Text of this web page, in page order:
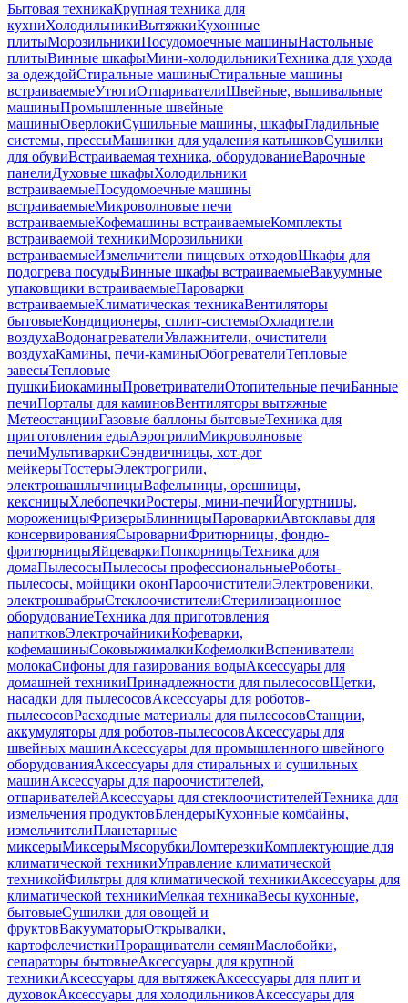
Бытовая техникаКрупная техника для
кухниХолодильникиВытяжкиКухонные
плитыМорозильникиПосудомоечные машиныНастольные
плитыВинные шкафыМини-холодильникиТехника для ухода
за одеждойСтиральные машиныСтиральные машины
встраиваемыеУтюгиОтпаривателиШвейные, вышивальные
машиныПромышленные швейные
машиныОверлокиСушильные машины, шкафыГладильные
системы, прессыМашинки для удаления катышковСушилки
для обувиВстраиваемая техника, оборудованиеВарочные
панелиДуховые шкафыХолодильники
встраиваемыеПосудомоечные машины
встраиваемыеМикроволновые печи
встраиваемыеКофемашины встраиваемыеКомплекты
встраиваемой техникиМорозильники
встраиваемыеИзмельчители пищевых отходовШкафы для
подогрева посудыВинные шкафы встраиваемыеВакуумные
упаковщики встраиваемыеПароварки
встраиваемыеКлиматическая техникаВентиляторы
бытовыеКондиционеры, сплит-системыОхладители
воздухаВодонагревателиУвлажнители, очистители
воздухаКамины, печи-каминыОбогревателиТепловые
завесыТепловые
пушкиБиокаминыПроветривателиОтопительные печиБанные
печиПорталы для каминовВентиляторы вытяжные
МетеостанцииГазовые баллоны бытовыеТехника для
приготовления едыАэрогрилиМикроволновые
печиМультиваркиСэндвичницы, хот-дог
мейкерыТостерыЭлектрогрили,
электрошашлычницыВафельницы, орешницы,
кексницыХлебопечкиРостеры, мини-печиЙогуртницы,
мороженицыФризерыБлинницыПароваркиАвтоклавы для
консервированияСыроварниФритюрницы, фондю-
фритюрницыЯйцеваркиПопкорницыТехника для
домаПылесосыПылесосы профессиональныеРоботы-
пылесосы, мойщики оконПароочистителиЭлектровеники,
электрошвабрыСтеклоочистителиСтерилизационное
оборудованиеТехника для приготовления
напитковЭлектрочайникиКофеварки,
кофемашиныСоковыжималкиКофемолкиВспениватели
молокаСифоны для газирования водыАксессуары для
домашней техникиПринадлежности для пылесосовЩетки,
насадки для пылесосовАксессуары для роботов-
пылесосовРасходные материалы для пылесосовСтанции,
аккумуляторы для роботов-пылесосовАксессуары для
швейных машинАксессуары для промышленного швейного
оборудованияАксессуары для стиральных и сушильных
машинАксессуары для пароочистителей,
отпаривателейАксессуары для стеклоочистителейТехника для
измельчения продуктовБлендерыКухонные комбайны,
измельчителиПланетарные
миксерыМиксерыМясорубкиЛомтерезкиКомплектующие для
климатической техникиУправление климатической
техникойФильтры для климатической техникиАксессуары для
климатической техникиМелкая техникаВесы кухонные,
бытовыеСушилки для овощей и
фруктовВакууматорыОткрывалки,
картофелечисткиПроращиватели семянМаслобойки,
сепараторы бытовыеАксессуары для крупной
техникиАксессуары для вытяжекАксессуары для плит и
духовокАксессуары для холодильниковАксессуары для